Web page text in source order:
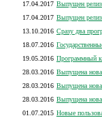
17.04.2017 Выпущен
17.04.2017 Выпущен
13.10.2016 Сразу два
18.07.2016
19.05.2016 Программный
28.03.2016 Выпущена
28.03.2016 Выпущена
28.03.2016 Выпущена
01.07.2015 Новые